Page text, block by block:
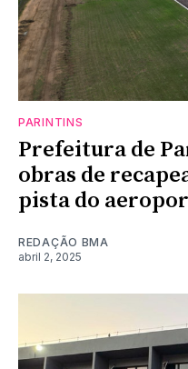
PARINTINS
Prefeitura de
obras de
pista do
REDAÇÃO BMA
abril 2, 2025